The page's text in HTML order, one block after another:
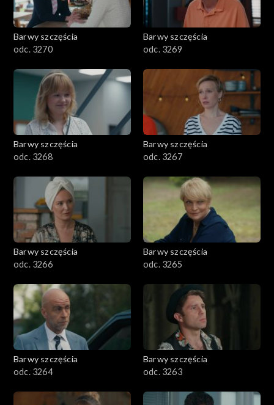
Barwy szczęścia
odc. 3270
Barwy szczęścia
odc. 3269
Barwy szczęścia
odc. 3268
Barwy szczęścia
odc. 3267
Barwy szczęścia
odc. 3266
Barwy szczęścia
odc. 3265
Barwy szczęścia
odc. 3264
Barwy szczęścia
odc. 3263